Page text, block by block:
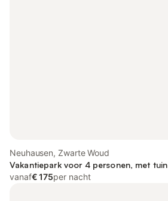
Neuhausen, Zwarte Woud
Vakantiepark voor 4 personen, met tuin
vanaf€ 175per nacht